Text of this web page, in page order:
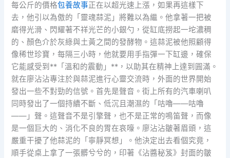
每公斤的價格包養故事正在以超光速上漲，如果再這樣下
去，他引以為傲的「靈魂蒜泥」將難以為繼。他拿著一把被
磨得光滑、閃耀著不祥光芒的小銀勺，從缸底撈起一坨濃稠
的、顏色介於灰綠與土黃之間的發酵物。這蒜泥被他照顧得
像稀世珍寶，每隔三小時，他就要用手指彈一下缸邊，確保
它能感受到**「溫和的震動」**，以助其在精神上達到圓滿。
就在廖沾沾專注於與蒜泥進行心靈交流時，外面的世界開始
發出一些不對勁的信號。首先是聲音。街上所有的汽車喇叭
同時發出了一個持續不斷、低沉且潮濕的「咕嚕——咕嚕
——」聲。這聲音不是引擎聲，也不是正常的鳴笛聲，而像
是一個巨大的、消化不良的胃在哀嚎。廖沾沾皺著眉頭，這
嚴重干擾了他蒜泥的「寧靜冥想」。他決定出去看個究竟，
順手從桌上拿了一張髒兮兮的，印著《沾醬秘笈》封面的皺